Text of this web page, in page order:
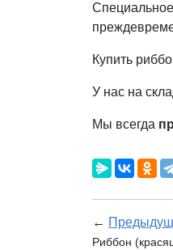
Купить
У нас на
Мы всегда
←
Риббон